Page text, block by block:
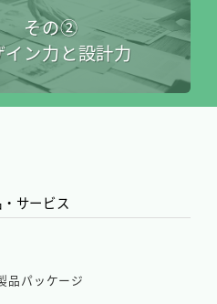
その②
イン力と設計力
サービス
品パッケージ